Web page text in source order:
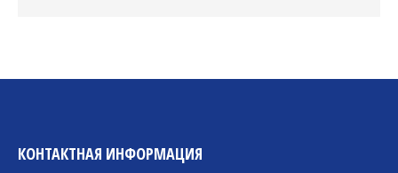
КОНТАКТНАЯ ИНФОРМАЦИЯ